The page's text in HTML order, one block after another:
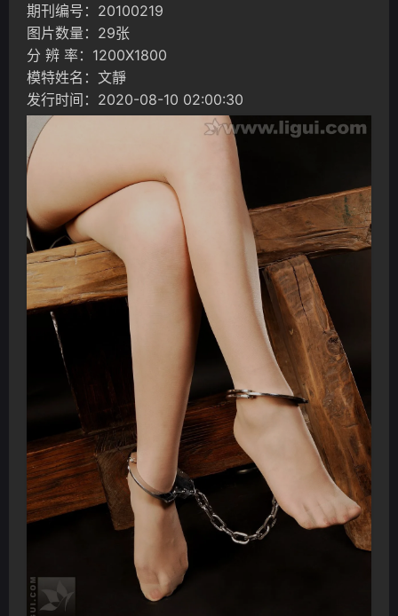
期刊编号：20100219
图片数量：29张
分 辨 率：1200X1800
模特姓名：文靜
发行时间：2020-08-10 02:00:30